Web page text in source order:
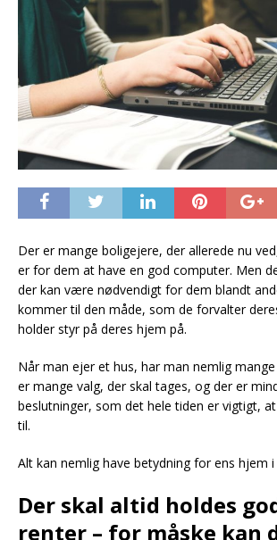
Der er mange boligejere, der allerede nu
er for dem at have en god computer. Men
der kan være nødvendigt for dem blandt
kommer til den måde, som de forvalter
holder styr på deres hjem på.
Når man ejer et hus, har man nemlig
er mange valg, der skal tages, og der er
beslutninger, som det hele tiden er vigtigt,
til.
Alt kan nemlig have betydning for ens hjem
Der skal altid holdes
renter – for måske kan